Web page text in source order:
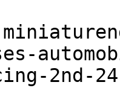
2nd-